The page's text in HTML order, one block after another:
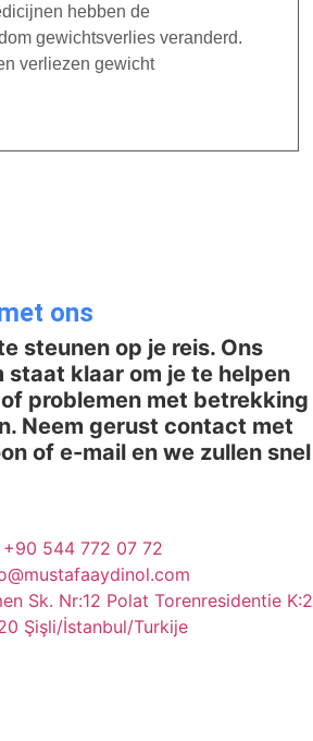
hebben de
gewichtsverlies veranderd.
verliezen gewicht
ons
steunen op je reis. Ons
klaar om je te helpen
problemen met betrekking
Neem gerust contact met
of e-mail en we zullen snel
+90 544 772 07 72
Sk. Nr:12 Polat Torenresidentie K:2
Şişli/İstanbul/Turkije